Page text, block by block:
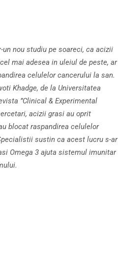
nou studiu pe soareci, ca acizii
mai adesea in uleiul de peste, ar
celulelor cancerului la san.
Khadge, de la Universitatea
”Clinical & Experimental
acizii grasi au oprit
blocat raspandirea celulelor
sustin ca acest lucru s-ar
Omega 3 ajuta sistemul imunitar